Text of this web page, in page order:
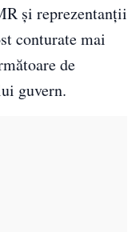
și reprezentanții
conturate mai
de
guvern.